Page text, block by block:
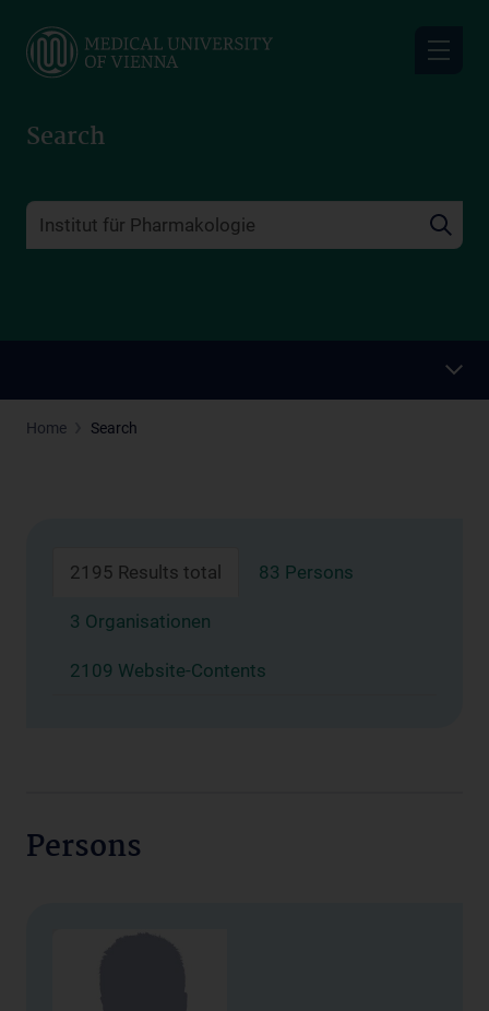
main
Search
Home Search
2195 Results total 83 Persons
3 Organisationen
2109 Website-Contents
Persons